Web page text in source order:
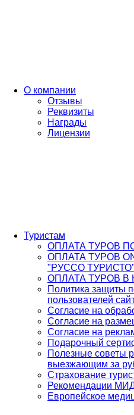
О компании
Отзывы
Реквизиты
Награды
Лицензии
Туристам
ОПЛАТА ТУРОВ
ОПЛАТА ТУРОВ
"РУССО ТУРИСТО"
ОПЛАТА ТУРОВ В
Политика защиты
пользователей
Согласие на
Согласие на
Согласие на
Подарочный
Полезные советы
выезжающим за
Страхование
Рекомендации
Европейское